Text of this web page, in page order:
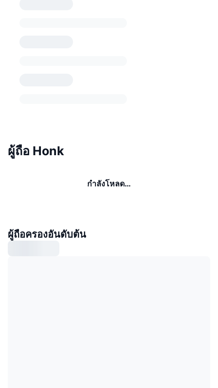
ผู้ถือ Honk
กำลังโหลด…
ผู้ถือครองอันดับต้น